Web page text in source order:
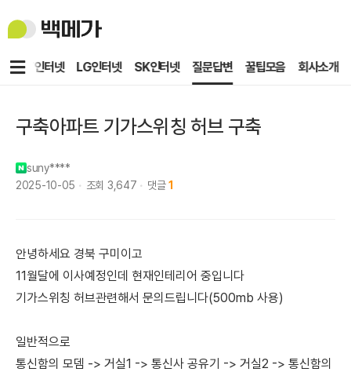
백
메
KT인터넷 LG인터넷 SK인터넷 질문답변 꿀팁모음 회사소개
메
구축아파트 기가스위칭 허브 구축
suny****
2025-10-05
조회 3,647 댓글 1
안녕하세요 경북 구미이고
11월달에 이사예정인데 현재인테리어 중입니다
기가스위칭 허브관련해서 문의드립니다(500mb 사용)
일반적으로
통신함의 모뎀 -> 거실1 -> 통신사 공유기 -> 거실2 -> 통신함의